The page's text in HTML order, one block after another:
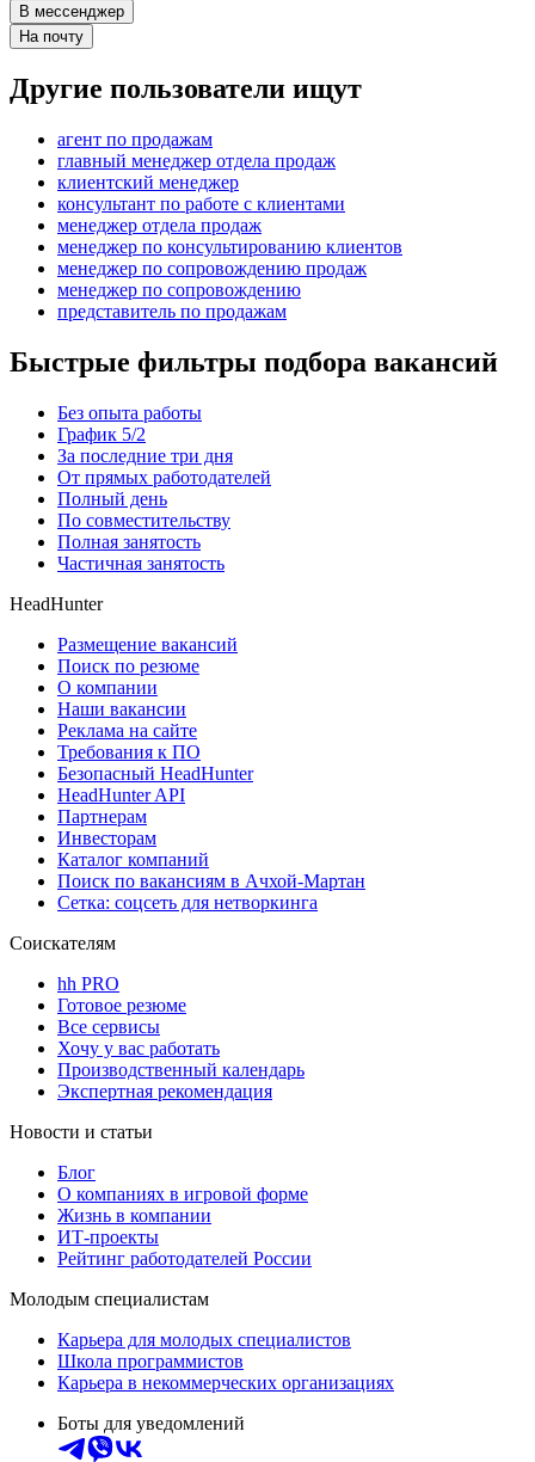
В мессенджер
На почту
Другие пользователи ищут
агент по продажам
главный менеджер отдела продаж
клиентский менеджер
консультант по работе с клиентами
менеджер отдела продаж
менеджер по консультированию клиентов
менеджер по сопровождению продаж
менеджер по сопровождению
представитель по продажам
Быстрые фильтры подбора вакансий
Без опыта работы
График 5/2
За последние три дня
От прямых работодателей
Полный день
По совместительству
Полная занятость
Частичная занятость
HeadHunter
Размещение вакансий
Поиск по резюме
О компании
Наши вакансии
Реклама на сайте
Требования к ПО
Безопасный HeadHunter
HeadHunter API
Партнерам
Инвесторам
Каталог компаний
Поиск по вакансиям в Ачхой-Мартан
Сетка: соцсеть для нетворкинга
Соискателям
hh PRO
Готовое резюме
Все сервисы
Хочу у вас работать
Производственный календарь
Экспертная рекомендация
Новости и статьи
Блог
О компаниях в игровой форме
Жизнь в компании
ИТ-проекты
Рейтинг работодателей России
Молодым специалистам
Карьера для молодых специалистов
Школа программистов
Карьера в некоммерческих организациях
Боты для уведомлений